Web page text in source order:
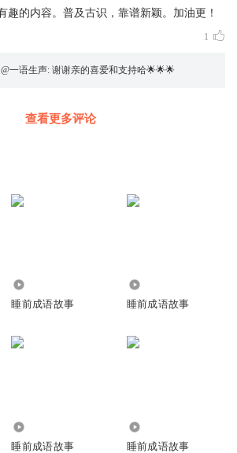
趣的内容。普及古识，靠谱新颖。加油更！
1
一语生声: 谢谢亲的喜爱和支持哈🌟🌟🌟
查看更多评论
睡前成语故事 睡前成语故事
睡前成语故事 睡前成语故事